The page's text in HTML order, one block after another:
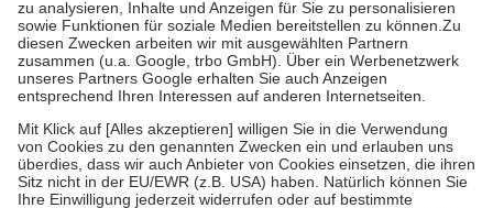
höchstens zehn Euro.Es sind jedoch nie mehr als die tatsächlichen
Kosten der Leistung zu entrichten.
Diese Regeln gelten grundsätzlich auch für Online-Apotheken.
Bei Heilmitteln und häuslicher Krankenpflege beträgt die
Zuzahlung zehn Prozent der Kosten sowie zehn Euro je
Verordnung.
Um das Engagement der Versicherten für ihre eigene Gesundheit zu
stärken und die besondere Stellung der Familie zu unterstützen,
fallenkeine Zuzahlungenan bei: